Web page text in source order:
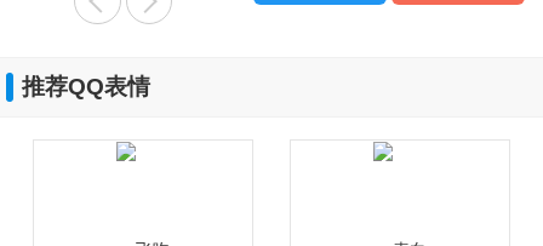
推荐QQ表情